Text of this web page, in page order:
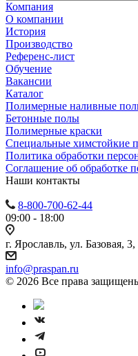
Компания
О компании
История
Производство
Референс-лист
Обучение
Вакансии
Каталог
Полимерные наливные
Бетонные полы
Полимерные краски
Специальные химстойкие
Политика обработки
Cоглашение об обработке
Наши контакты
8-800-700-62-44
09:00 - 18:00
г. Ярославль, ул. Базовая,
info@praspan.ru
© 2026 Все права